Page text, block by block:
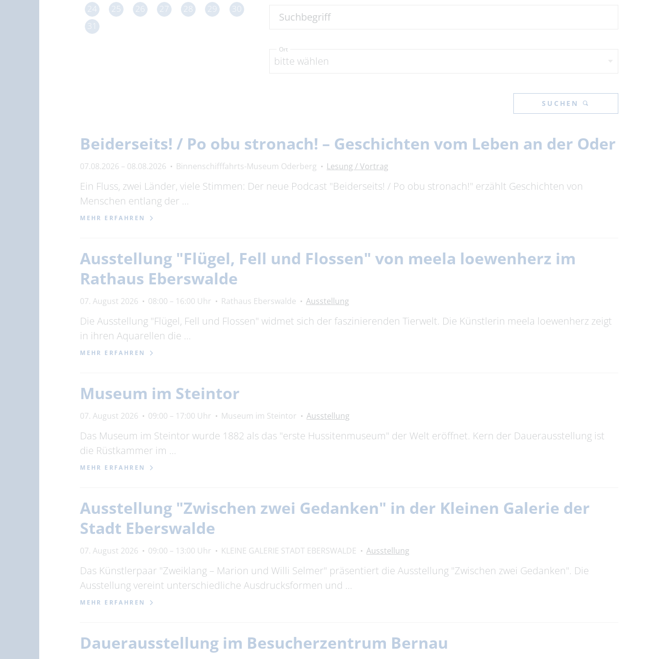
24 25 26 27 28 29
30
31
Suchbegriff
bitte wählen
Ort
SUCHEN
Beiderseits! / Po obu stronach! – Geschichten vom Leben an der Oder
07.08.2026 – 08.08.2026 Binnenschifffahrts-Museum Oderberg Lesung / Vortrag
Ein Fluss, zwei Länder, viele Stimmen: Der neue Podcast "Beiderseits! / Po obu stronach!" erzählt Geschichten von
Menschen entlang der …
MEHR ERFAHREN
Ausstellung "Flügel, Fell und Flossen" von meela loewenherz im
Rathaus Eberswalde
07. August 2026 08:00 – 16:00 Uhr Rathaus Eberswalde Ausstellung
Die Ausstellung "Flügel, Fell und Flossen" widmet sich der faszinierenden Tierwelt. Die Künstlerin meela loewenherz zeigt
in ihren Aquarellen die …
MEHR ERFAHREN
Museum im Steintor
07. August 2026 09:00 – 17:00 Uhr Museum im Steintor Ausstellung
Das Museum im Steintor wurde 1882 als das "erste Hussitenmuseum" der Welt eröffnet. Kern der Dauerausstellung ist
die Rüstkammer im …
MEHR ERFAHREN
Ausstellung "Zwischen zwei Gedanken" in der Kleinen Galerie der
Stadt Eberswalde
07. August 2026 09:00 – 13:00 Uhr KLEINE GALERIE STADT EBERSWALDE Ausstellung
Das Künstlerpaar "Zweiklang – Marion und Willi Selmer" präsentiert die Ausstellung "Zwischen zwei Gedanken". Die
Ausstellung vereint unterschiedliche Ausdrucksformen und …
MEHR ERFAHREN
Dauerausstellung im Besucherzentrum Bernau